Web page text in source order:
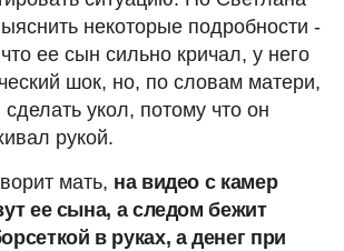
некоторые подробности -
ее сын сильно кричал, у него
шок, но, по словам матери,
укол, потому что он
рукой.
мать, на видео с камер
ее сына, а следом бежит
в руках, а денег при